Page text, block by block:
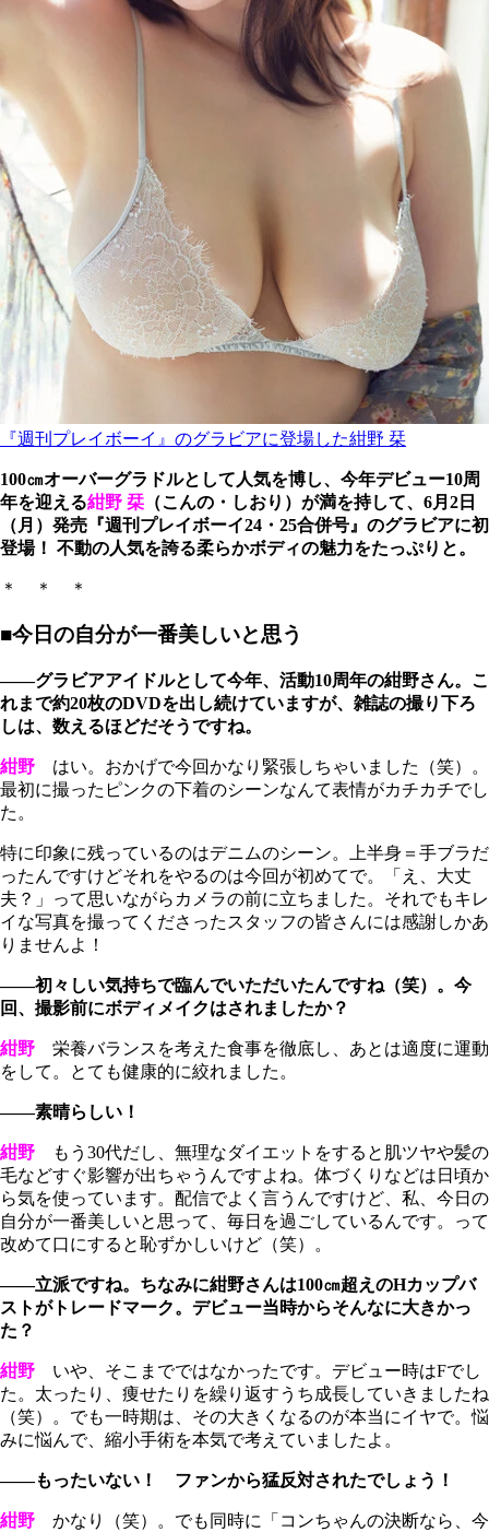
『週刊プレイボーイ』のグラビアに登場した紺野 栞
100㎝オーバーグラドルとして人気を博し、今年デビュー10周
年を迎える紺野 栞 （こんの・しおり）が満を持して、6月2日
（月）発売『週刊プレイボーイ24・25合併号』のグラビアに初
登場！ 不動の人気を誇る柔らかボディの魅力をたっぷりと。
＊ ＊ ＊
■今日の自分が一番美しいと思う
――グラビアアイドルとして今年、活動10周年の紺野さん。こ
れまで約20枚のDVDを出し続けていますが、雑誌の撮り下ろ
しは、数えるほどだそうですね。
紺野 はい。おかげで今回かなり緊張しちゃいました（笑）。
最初に撮ったピンクの下着のシーンなんて表情がカチカチでし
た。
特に印象に残っているのはデニムのシーン。上半身＝手ブラだ
ったんですけどそれをやるのは今回が初めてで。「え、大丈
夫？」って思いながらカメラの前に立ちました。それでもキレ
イな写真を撮ってくださったスタッフの皆さんには感謝しかあ
りませんよ！
――初々しい気持ちで臨んでいただいたんですね（笑）。今
回、撮影前にボディメイクはされましたか？
紺野 栄養バランスを考えた食事を徹底し、あとは適度に運動
をして。とても健康的に絞れました。
――素晴らしい！
紺野 もう30代だし、無理なダイエットをすると肌ツヤや髪の
毛などすぐ影響が出ちゃうんですよね。体づくりなどは日頃か
ら気を使っています。配信でよく言うんですけど、私、今日の
自分が一番美しいと思って、毎日を過ごしているんです。って
改めて口にすると恥ずかしいけど（笑）。
――立派ですね。ちなみに紺野さんは100㎝超えのHカップバ
ストがトレードマーク。デビュー当時からそんなに大きかっ
た？
紺野 いや、そこまでではなかったです。デビュー時はFでし
た。太ったり、痩せたりを繰り返すうち成長していきましたね
（笑）。でも一時期は、その大きくなるのが本当にイヤで。悩
みに悩んで、縮小手術を本気で考えていましたよ。
――もったいない！ ファンから猛反対されたでしょう！
紺野 かなり（笑）。でも同時に「コンちゃんの決断なら、今